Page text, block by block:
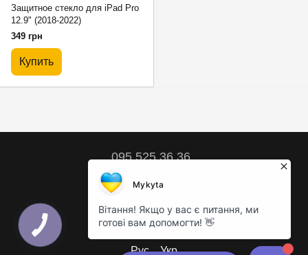
Защитное стекло для iPad Pro
12.9" (2018-2022)
349 грн
Купить
095 525 36 36
Контактная информация
Полная версия сайта
© 2018 – 2026
Рус Укр